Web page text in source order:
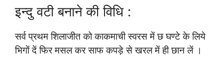
इन्दु वटी बनाने की विधि :
सर्व प्रथम शिलाजीत को काकमाची स्वरस में छ घण्टे के लिये
भिगों दें फिर मसल कर साफ कपड़े से खरल में ही छान लें ।